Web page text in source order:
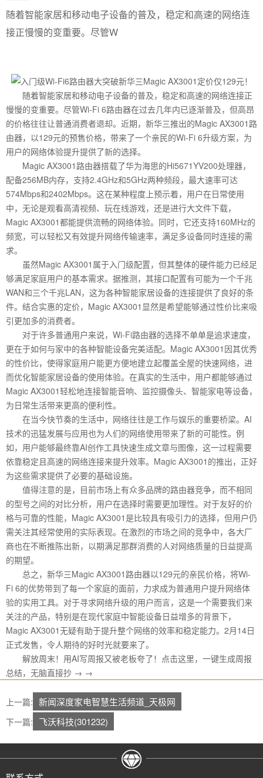
随着智能家居和移动电子设备的普及，稳定和高速的网络连
接正慢慢的变重要。尽管W
随着智能家居和移动电子设备的普及，稳定和高速的网络连接正
慢慢的变重要。尽管Wi-Fi 6路由器在过去几年内已逐渐普及，但高昂
的价格往往让普通消费者退却。近期，新华三推出的Magic AX3001路
由器，以129元的预售价格，带来了一个亲民的Wi-Fi 6升级方案，为
用户的网络体验提升提供了新的选择。
Magic AX3001路由器搭载了华为海思的Hi5671YV200处理器，
配备256MB内存，支持2.4GHz和5GHz两种频段，最大速率可达
574Mbps和2402Mbps。这在某种程度上预示着，用户在日常使用
中，无论是观看高清视频、玩在线游戏，还是进行大文件下载，
Magic AX3001都能提供流畅的网络体验。同时，它还支持160MHz的
频宽，可以轻松又有效提升网络传输速率，满足多设备同时连接的需
求。
虽然Magic AX3001属于入门级配置，但其整体的硬件能力已经足
够满足家庭用户的基本需求。据推测，其接口配置有可能为一个千兆
WAN和三个千兆LAN，这为各种智能家居设备的连接提供了良好的条
件。结合实惠的定价，Magic AX3001显然是希望能够通过性价比来吸
引更加多的消费者。
对于许多普通用户来说，Wi-Fi路由器的选择不单单是追求速度，
更在于如何与家中的各种智能设备完美适配。Magic AX3001因其优秀
的性价比，使得家庭用户能更方便地建立起覆盖全屋的快速网络，进
而优化智能家居设备的使用体验。在真实的生活中，用户都能够通过
Magic AX3001轻松地连接智能音响、监控摄像头、智能家电等设备，
为日常生活带来更高的便利性。
在当今快节奏的生活中，网络往往是工作与娱乐的重要桥梁。AI
技术的迅猛发展与应用也为人们的网络使用带来了新的可能性。例
如，用户能够最终靠AI创作工具快速生成文章与图像，这一过程需要
依靠稳定且高速的网络连接来提升效率。Magic AX3001的推出，正好
为这些需求提供了必要的基础设施。
值得注意的是，目前市场上有众多品牌的路由器竞争，而不相同
的型号之间的对比分析，用户在选择时需要更加理性。对于友好的价
格与可靠的性能，Magic AX3001是比较具有吸引力的选择，但用户仍
需关注其经常使用的实际表现。在激烈的市场之间的竞争中，各大厂
商也在不断推陈出新，以期满足那群消费的人对网络质量的日益提高
的期望。
总之，新华三Magic AX3001路由器以129元的亲民价格，将Wi-
Fi 6的优势带到了每一个家庭的面前，力求成为普通用户提升网络体
验的实用工具。对于寻求网络升级的用户而言，这是一个需要我们来
关注的产品，特别是在现代家庭中智能设备日益增多的背景下，
Magic AX3001无疑有助于提升整个网络的效率和稳定能力。2月14日
正式发售，令人期待的好时光就要来了。
解放周末！用AI写周报又被老板夸了！点击这里，一键生成周报
总结，无脑直接抄 → →
上一篇: 新闻深度家电智慧生活频道_天极网
下一篇: 飞沃科技(301232)